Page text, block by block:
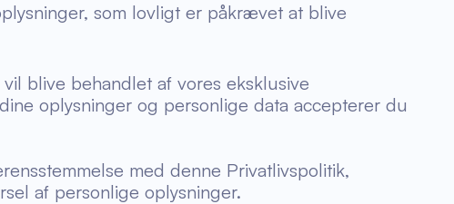
som lovligt er påkrævet at blive
blive behandlet af vores eksklusive
oplysninger og personlige data accepterer du
med denne Privatlivspolitik,
af personlige oplysninger.